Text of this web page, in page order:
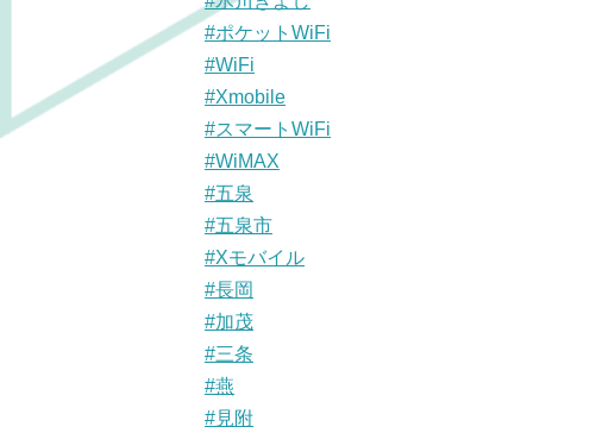
#ポケットWiFi
#WiFi
#Xmobile
#スマートWiFi
#WiMAX
#五泉
#五泉市
#Xモバイル
#長岡
#加茂
#三条
#燕
#見附